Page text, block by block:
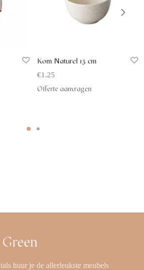
Kom Naturel 13 cm
€1.25
Offerte aanvragen
huur je de allerleukste meubels